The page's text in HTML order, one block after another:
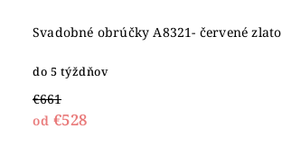
Svadobné obrúčky A8321- červené zlato
do 5 týždňov
€661
od €528